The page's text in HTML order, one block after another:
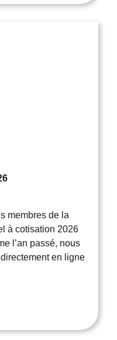
membres de la
à cotisation 2026
l’an passé, nous
en ligne